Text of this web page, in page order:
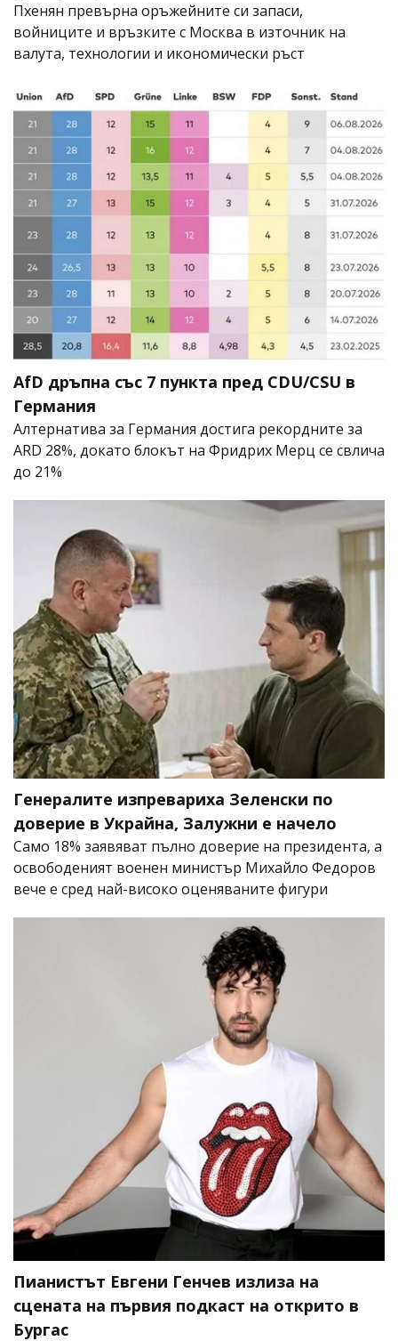
Пхенян превърна оръжейните си запаси,
войниците и връзките с Москва в източник на
валута, технологии и икономически ръст
AfD дръпна със 7 пункта пред CDU/CSU в
Германия
Алтернатива за Германия достига рекордните за
ARD 28%, докато блокът на Фридрих Мерц се свлича
до 21%
Генералите изпревариха Зеленски по
доверие в Украйна, Залужни е начело
Само 18% заявяват пълно доверие на президента, а
освободеният военен министър Михайло Федоров
вече е сред най-високо оценяваните фигури
Пианистът Евгени Генчев излиза на
сцената на първия подкаст на открито в
Бургас